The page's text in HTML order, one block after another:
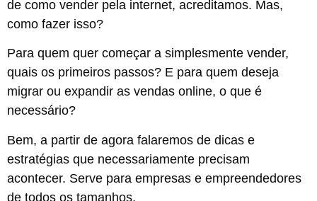
de como vender pela internet, acreditamos. Mas,
como fazer isso?
Para quem quer começar a simplesmente vender,
quais os primeiros passos? E para quem deseja
migrar ou expandir as vendas online, o que é
necessário?
Bem, a partir de agora falaremos de dicas e
estratégias que necessariamente precisam
acontecer. Serve para empresas e empreendedores
de todos os tamanhos.